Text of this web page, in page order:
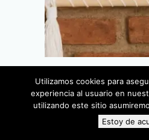
TWITTER
Utilizamos cookies para
experiencia al usuario en
utilizando este sitio
Estoy de